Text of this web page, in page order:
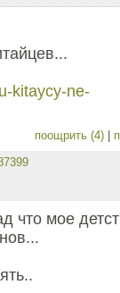
kitaycy-ne-
поощрить (4)
что мое